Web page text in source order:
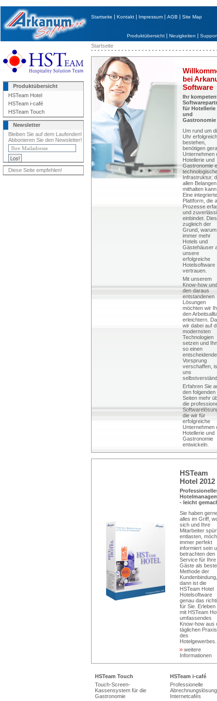
Startseite|Kontakt|Impressum|AGB|Site Map
Produktübersicht|Neuigkeiten|
Produktübersicht
HSTeam Hotel
HSTeam i-café
HSTeam Touch
Newsletter
Bleiben Sie auf dem Laufenden!
Abbonieren Sie den Newsletter!
Diese Seite empfehlen!
Startseite
bei
Software
Ihr
für Hotellerie
und
Gastronomie
Um rund um
Uhr
bestehen,
benötigen
Unternehmen
Hotellerie und
Gastronomie
Infrastruktur,
allen Belangen
mithalten
Eine integrierte
Plattform, die
Prozesse
und
einbindet.
zugleich der
Grund, warum
immer mehr
Hotels und
Gästehäuser
unsere
erfolgreiche
Hotelsoftware
vertrauen.
Mit unserem
Know-how und
den daraus
entstandenen
Lösungen
möchten wir
den
erleichtern.
wir dabei auf
modernsten
Technologien
setzen und
so einen
Vorsprung
verschaffen,
uns
Erfahren Sie
den folgenden
Seiten mehr
die
die wir für
erfolgreiche
Unternehmen
Hotellerie und
Gastronomie
entwickeln.
HSTeam
Hotel 2012
- leicht
Sie haben
alles im Griff,
sich und Ihre
Mitarbeiter
entlasten,
immer perfekt
informiert sein
betrachten den
Service für Ihre
Gäste als beste
Methode der
Kundenbindung,
dann ist die
HSTeam Hotel
Hotelsoftware
genau das
für Sie. Erleben
mit HSTeam
umfassendes
Know-how aus
täglichen Praxis
des
weitere
Informationen
HSTeam Touch
Touch-Screen-
Kassensystem für die
Gastronomie
HSTeam i-café
Professionelle
Internetcafés